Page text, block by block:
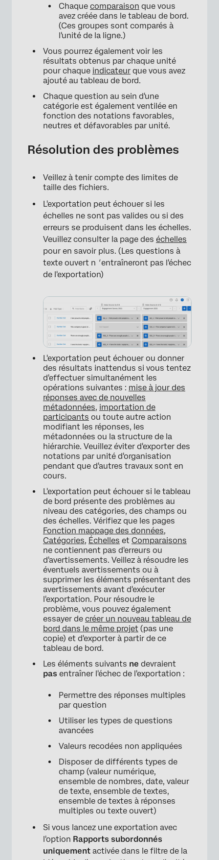
×
Chaque comparaison que vous
avez créée dans le tableau de bord.
(Ces groupes sont comparés à
l'unité de la ligne.)
Vous pourrez également voir les
résultats obtenus par chaque unité
pour chaque indicateur que vous avez
ajouté au tableau de bord.
Chaque question au sein d'une
catégorie est également ventilée en
fonction des notations favorables,
neutres et défavorables par unité.
Résolution des problèmes
Veillez à tenir compte des limites de
taille des fichiers.
L'exportation peut échouer si les
échelles ne sont pas valides ou si des
erreurs se produisent dans les échelles.
Veuillez consulter la page des échelles
pour en savoir plus. (Les questions à
texte ouvert n entraîneront pas l'échec
de l'exportation)
L'exportation peut échouer ou donner
des résultats inattendus si vous tentez
d'effectuer simultanément les
opérations suivantes : mise à jour des
réponses avec de nouvelles
métadonnées, importation de
participants ou toute autre action
modifiant les réponses, les
métadonnées ou la structure de la
hiérarchie. Veuillez éviter d'exporter des
notations par unité d'organisation
pendant que d'autres travaux sont en
cours.
L'exportation peut échouer si le tableau
de bord présente des problèmes au
niveau des catégories, des champs ou
des échelles. Vérifiez que les pages
Fonction mappage des données,
Catégories, Échelles et Comparaisons
ne contiennent pas d'erreurs ou
d'avertissements. Veillez à résoudre les
éventuels avertissements ou à
supprimer les éléments présentant des
avertissements avant d'exécuter
l'exportation. Pour résoudre le
problème, vous pouvez également
essayer de créer un nouveau tableau de
bord dans le même projet (pas une
copie) et d'exporter à partir de ce
tableau de bord.
Les éléments suivants ne devraient
pas entraîner l'échec de l'exportation :
Permettre des réponses multiples
par question
Utiliser les types de questions
avancées
Valeurs recodées non appliquées
Disposer de différents types de
champ (valeur numérique,
ensemble de nombres, date, valeur
de texte, ensemble de textes,
ensemble de textes à réponses
multiples ou texte ouvert)
Si vous lancez une exportation avec
l'option Rapports subordonnés
uniquement activée dans le filtre de la